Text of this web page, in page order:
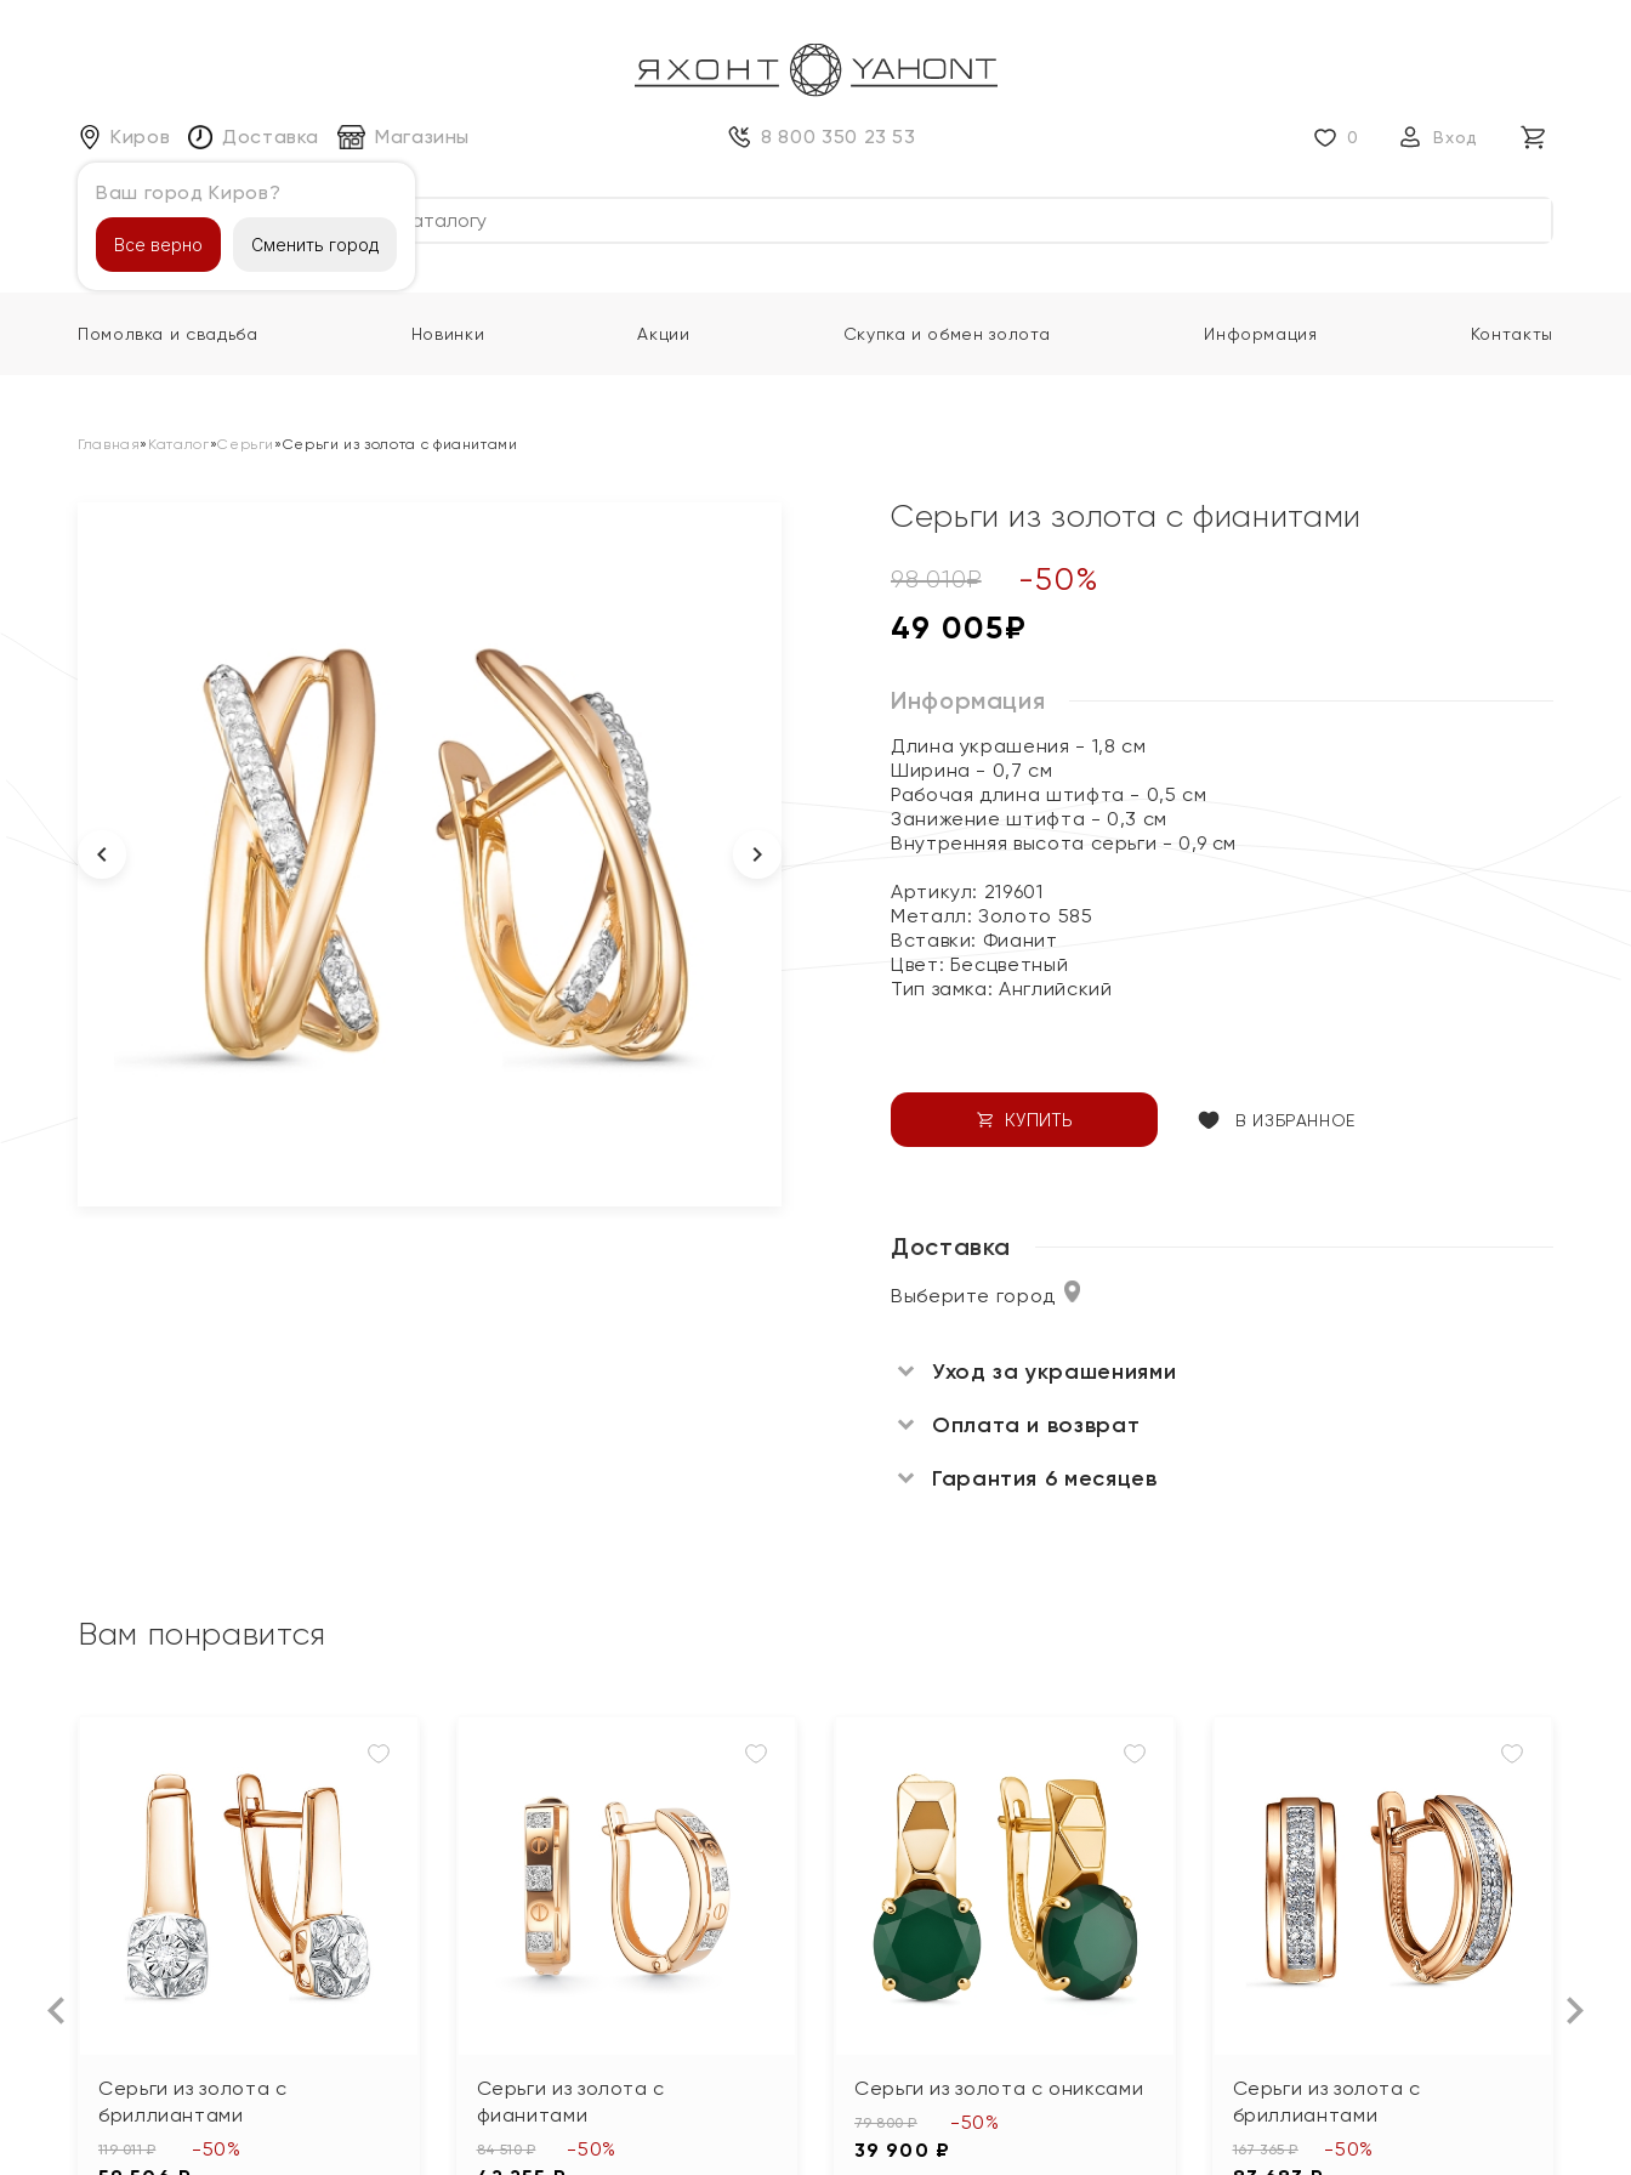
Киров
Ваш город Киров?
Все верно Сменить город
Доставка Магазины 8 800 350 23 53 0 Вход
Каталог
Помолвка и свадьба Новинки Акции Скупка и обмен золота Информация Контакты
Главная» Каталог»Серьги »Серьги из золота с фианитами
Серьги из золота с фианитами
98 010₽ -50%
49 005₽
Информация
Длина украшения - 1,8 см
Ширина - 0,7 см
Рабочая длина штифта - 0,5 см
Занижение штифта - 0,3 см
Внутренняя высота серьги - 0,9 см
Артикул: 219601
Металл:Золото 585
Вставки: Фианит
Цвет: Бесцветный
Тип замка:Английский
КУПИТЬ В ИЗБРАННОЕ
Доставка
Выберите город
Уход за украшениями
Оплата и возврат
Гарантия 6 месяцев
Вам понравится
Серьги из золота с
бриллиантами
119 011 ₽ -50%
Серьги из золота с
фианитами
84 510 ₽ -50%
Серьги из золота с ониксами
79 800 ₽
39 900 ₽
-50%
Серьги из золота с
бриллиантами
167 365 ₽ -50%